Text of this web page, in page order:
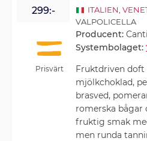
299:-
Prisvärt
ITALIEN
VALPOLICELLA
Producent:
Systembolaget:
Fruktdriven
mjölkchoklad,
brasved,
romerska bågar
fruktig smak
men runda